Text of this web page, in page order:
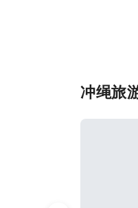
冲绳旅